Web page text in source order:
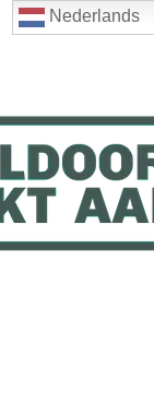
Nederlands